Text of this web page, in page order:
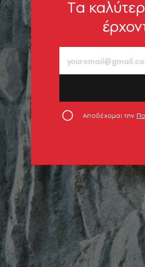
Tα
Αποδέχομαι την